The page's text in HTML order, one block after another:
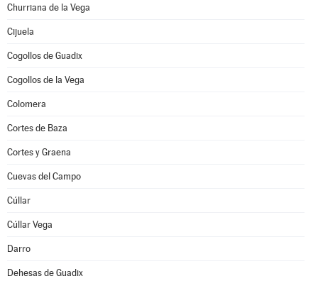
Churriana de la Vega
Cijuela
Cogollos de Guadix
Cogollos de la Vega
Colomera
Cortes de Baza
Cortes y Graena
Cuevas del Campo
Cúllar
Cúllar Vega
Darro
Dehesas de Guadix